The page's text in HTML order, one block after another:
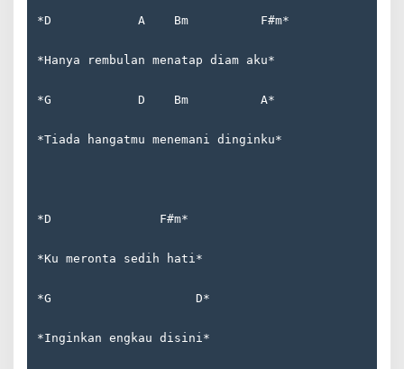
*D            A    Bm          F#m*
*Hanya rembulan menatap diam aku*
*G            D    Bm          A*
*Tiada hangatmu menemani dinginku*
*D               F#m*
*Ku meronta sedih hati*
*G                    D*
*Inginkan engkau disini*